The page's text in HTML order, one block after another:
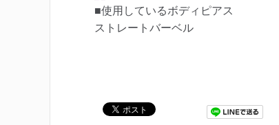
■使用しているボディピアス
ストレートバーベル